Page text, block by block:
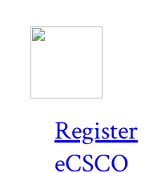
Register
eCSCO